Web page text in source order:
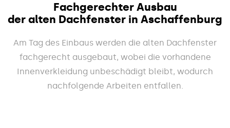
Fachgerechter Ausbau
der alten Dachfenster in Aschaffenburg
Am Tag des Einbaus werden die alten Dachfenster
fachgerecht ausgebaut, wobei die vorhandene
Innenverkleidung unbeschädigt bleibt, wodurch
nachfolgende Arbeiten entfallen.